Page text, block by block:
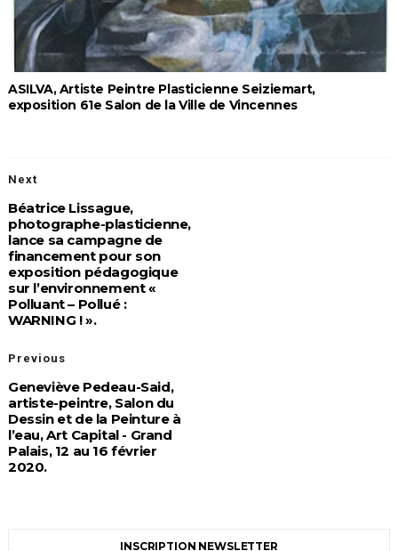
ASILVA, Artiste Peintre Plasticienne Seiziemart,
exposition 61e Salon de la Ville de Vincennes
Next
Béatrice Lissague,
photographe-plasticienne,
lance sa campagne de
financement pour son
exposition pédagogique
sur l’environnement «
Polluant – Pollué :
WARNING ! ».
Previous
Geneviève Pedeau-Said,
artiste-peintre, Salon du
Dessin et de la Peinture à
l’eau, Art Capital - Grand
Palais, 12 au 16 février
2020.
INSCRIPTION NEWSLETTER